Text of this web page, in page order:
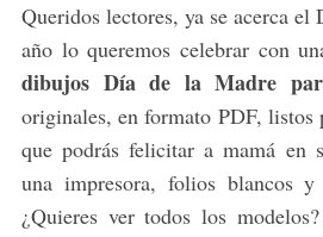
Queridos lectores, ya se acerca
año lo queremos celebrar con
dibujos Día de la Madre
originales, en formato PDF,
que podrás felicitar a mamá en
una impresora, folios blancos
¿Quieres ver todos los